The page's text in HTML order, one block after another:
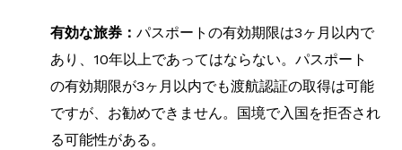
有効な旅券： パスポートの有効期限は3ヶ月以内で
あり、10年以上であってはならない。パスポート
の有効期限が3ヶ月以内でも渡航認証の取得は可能
ですが、お勧めできません。国境で入国を拒否され
る可能性がある。